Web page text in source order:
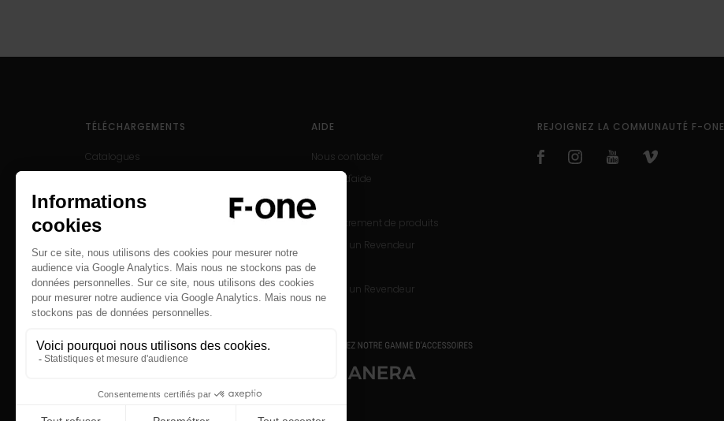
TÉLÉCHARGEMENTS
Catalogues
Produits archivés
AIDE
Nous contacter
Centre d'aide
SAV
Enregistrement de produits
Trouver un Revendeur
Careers
Trouver un Revendeur
REJOIGNEZ LA COMMUNAUTÉ F-ONE